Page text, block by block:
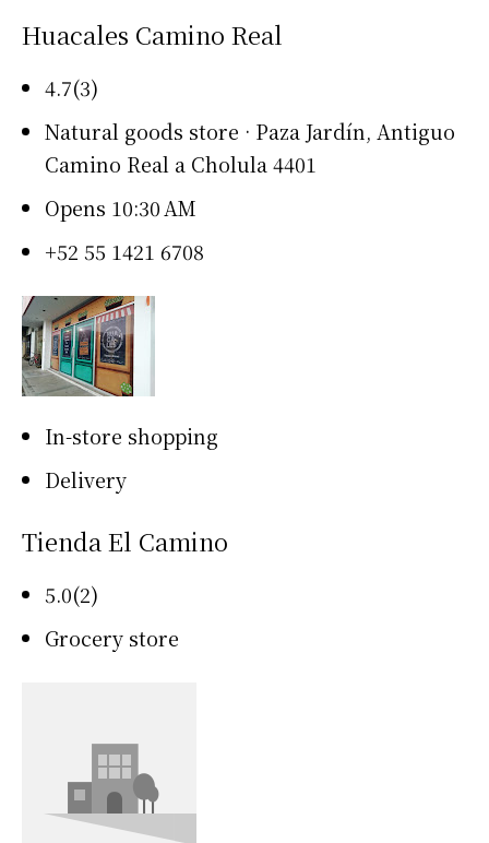
Huacales Camino Real
4.7(3)
Natural goods store · Paza Jardín, Antiguo
Camino Real a Cholula 4401
Opens 10:30 AM
+52 55 1421 6708
In-store shopping
Delivery
Tienda El Camino
5.0(2)
Grocery store